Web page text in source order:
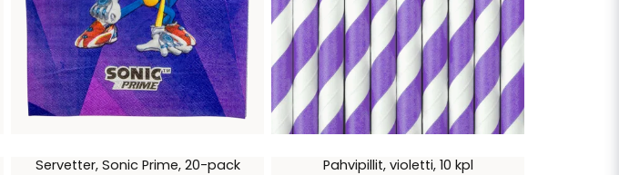
Servetter, Sonic Prime, 20-pack Pahvipillit, violetti, 10 kpl